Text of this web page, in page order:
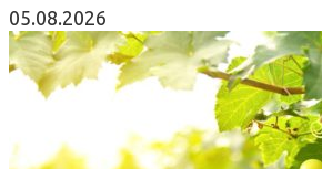
05.08.2026